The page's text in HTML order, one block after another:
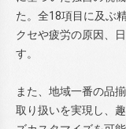
た。全18項目に及ぶ
クセや疲労の原因、
す。
また、地域一番の品
取り扱いを実現し、